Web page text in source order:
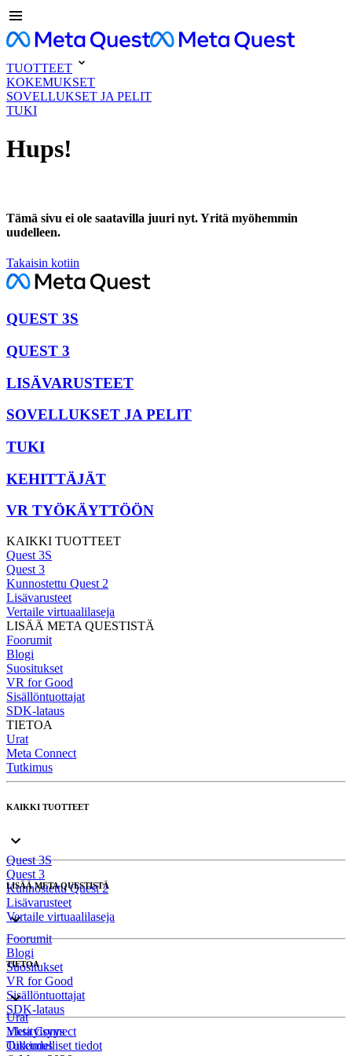
TUOTTEET
KOKEMUKSET
SOVELLUKSET JA PELIT
TUKI
Hups!
Tämä sivu ei ole saatavilla juuri nyt. Yritä myöhemmin
uudelleen.
Takaisin kotiin
QUEST 3S
QUEST 3
LISÄVARUSTEET
SOVELLUKSET JA PELIT
TUKI
KEHITTÄJÄT
VR TYÖKÄYTTÖÖN
KAIKKI TUOTTEET
Quest 3S
Quest 3
Kunnostettu Quest 2
Lisävarusteet
Vertaile virtuaalilaseja
LISÄÄ META QUESTISTÄ
Foorumit
Blogi
Suositukset
VR for Good
Sisällöntuottajat
SDK-lataus
TIETOA
Urat
Meta Connect
Tutkimus
KAIKKI TUOTTEET
Quest 3S
Quest 3
Kunnostettu Quest 2
Lisävarusteet
Vertaile virtuaalilaseja
LISÄÄ META QUESTISTÄ
Foorumit
Blogi
Suositukset
VR for Good
Sisällöntuottajat
SDK-lataus
TIETOA
Urat
Meta Connect
Tutkimus
Yksityisyys
Oikeudelliset tiedot